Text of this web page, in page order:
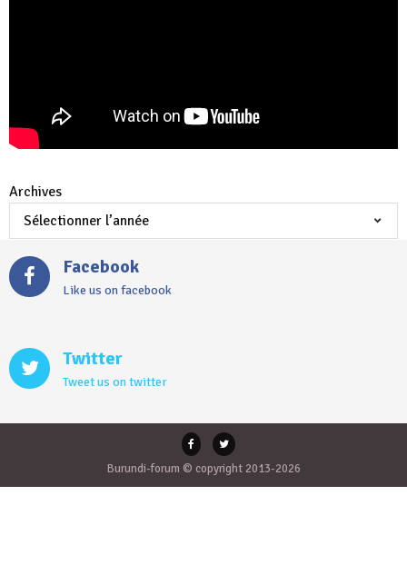
Archives
Facebook
Like us on facebook
Twitter
Tweet us on twitter
Burundi-forum © copyright 2013-2026